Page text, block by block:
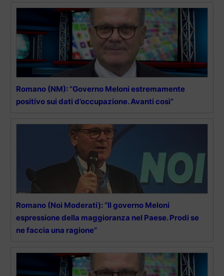
Romano (NM): “Governo Meloni estremamente
positivo sui dati d’occupazione. Avanti così”
Romano (Noi Moderati): “Il governo Meloni
espressione della maggioranza nel Paese. Prodi se
ne faccia una ragione”